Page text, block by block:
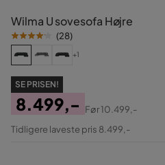
Wilma U sovesofa Højre
(28)
+1
SE PRISEN!
Pris
8.499,-
Original
Før10.499,-
Tidligere laveste pris 8.499,-